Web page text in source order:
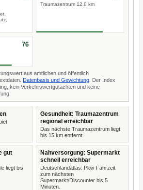
Traumazentrum 12,8 km
76
aus amtlichen und öffentlich
Datenbasis und Gewichtung . Der Index
kein Verkehrswertgutachten und keine
Gesundheit: Traumazentrum
regional erreichbar
Das nächste Traumazentrum liegt
bis 15 km entfernt.
gut
liegt bis
Nahversorgung: Supermarkt
schnell erreichbar
Deutschlandatlas: Pkw-Fahrzeit
zum nächsten
Supermarkt/Discounter bis 5
Minuten.